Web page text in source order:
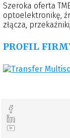
ponad 150 krajów i
posiada dwa
oraz w Rzgowie.
świata.
Szeroka oferta
optoelektronikę,
złącza,
mechaniczne,
automatykę,
wyposażenie
inne.
PROFIL